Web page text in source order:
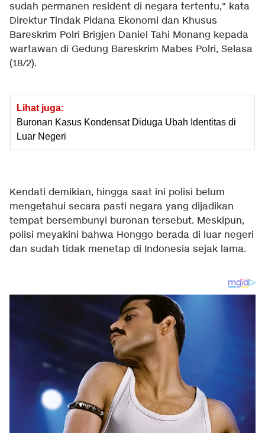
sudah permanen resident di negara tertentu," kata
Direktur Tindak Pidana Ekonomi dan Khusus
Bareskrim Polri Brigjen Daniel Tahi Monang kepada
wartawan di Gedung Bareskrim Mabes Polri, Selasa
(18/2).
Lihat juga:
Buronan Kasus Kondensat Diduga Ubah Identitas di
Luar Negeri
Kendati demikian, hingga saat ini polisi belum
mengetahui secara pasti negara yang dijadikan
tempat bersembunyi buronan tersebut. Meskipun,
polisi meyakini bahwa Honggo berada di luar negeri
dan sudah tidak menetap di Indonesia sejak lama.